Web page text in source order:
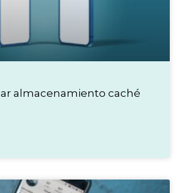
almacenamiento caché